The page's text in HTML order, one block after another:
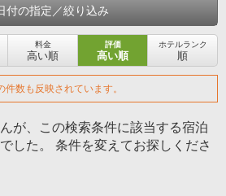
付の指定／絞り込み
料金
高い順
評価
高い順
ホテルランク
順
数も反映されています。
が、この検索条件に該当する宿泊
した。 条件を変えてお探しくださ